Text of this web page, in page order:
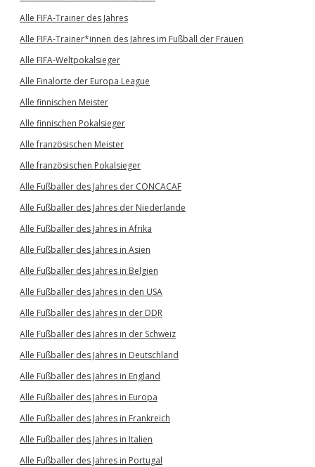
Alle FIFA-Trainer des Jahres
Alle FIFA-Trainer*innen des Jahres im Fußball der Frauen
Alle FIFA-Weltpokalsieger
Alle Finalorte der Europa League
Alle finnischen Meister
Alle finnischen Pokalsieger
Alle französischen Meister
Alle französischen Pokalsieger
Alle Fußballer des Jahres der CONCACAF
Alle Fußballer des Jahres der Niederlande
Alle Fußballer des Jahres in Afrika
Alle Fußballer des Jahres in Asien
Alle Fußballer des Jahres in Belgien
Alle Fußballer des Jahres in den USA
Alle Fußballer des Jahres in der DDR
Alle Fußballer des Jahres in der Schweiz
Alle Fußballer des Jahres in Deutschland
Alle Fußballer des Jahres in England
Alle Fußballer des Jahres in Europa
Alle Fußballer des Jahres in Frankreich
Alle Fußballer des Jahres in Italien
Alle Fußballer des Jahres in Portugal